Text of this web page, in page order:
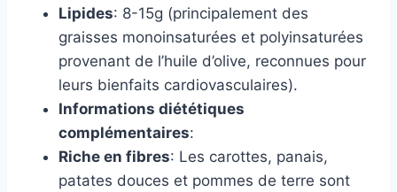
Lipides: 8-15g (principalement des
graisses monoinsaturées et polyinsaturées
provenant de l’huile d’olive, reconnues pour
leurs bienfaits cardiovasculaires).
Informations diététiques
complémentaires:
Riche en fibres: Les carottes, panais,
patates douces et pommes de terre sont